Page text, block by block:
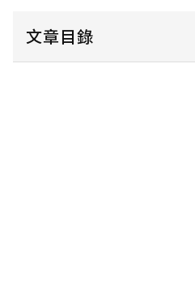
文章目錄